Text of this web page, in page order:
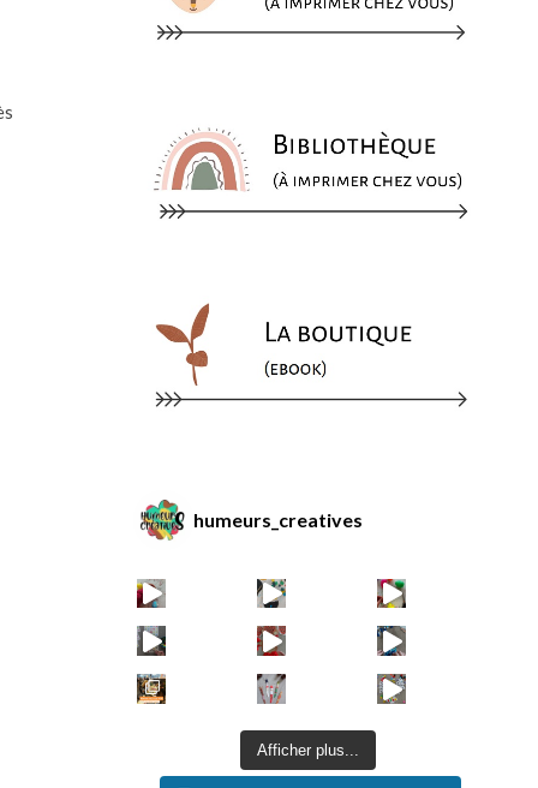
humeurs_creatives
Afficher plus...